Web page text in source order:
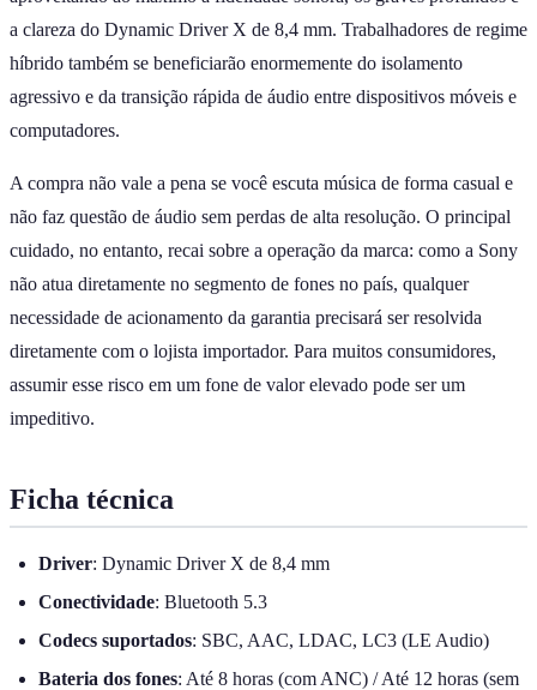
a clareza do Dynamic Driver X de 8,4 mm. Trabalhadores de regime
híbrido também se beneficiarão enormemente do isolamento
agressivo e da transição rápida de áudio entre dispositivos móveis e
computadores.
A compra não vale a pena se você escuta música de forma casual e
não faz questão de áudio sem perdas de alta resolução. O principal
cuidado, no entanto, recai sobre a operação da marca: como a Sony
não atua diretamente no segmento de fones no país, qualquer
necessidade de acionamento da garantia precisará ser resolvida
diretamente com o lojista importador. Para muitos consumidores,
assumir esse risco em um fone de valor elevado pode ser um
impeditivo.
Ficha técnica
Driver: Dynamic Driver X de 8,4 mm
Conectividade: Bluetooth 5.3
Codecs suportados: SBC, AAC, LDAC, LC3 (LE Audio)
Bateria dos fones: Até 8 horas (com ANC) / Até 12 horas (sem